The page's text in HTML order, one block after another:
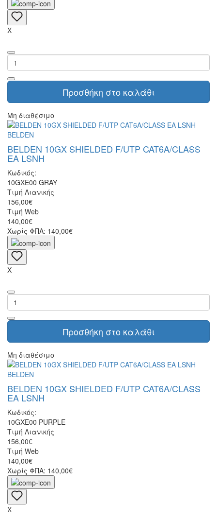
X
Προσθήκη στο καλάθι
Μη διαθέσιμο
BELDEN
BELDEN 10GX SHIELDED F/UTP CAT6A/CLASS
EA LSNH
Κωδικός:
10GXE00 GRAY
Τιμή Λιανικής
156,00€
Τιμή Web
140,00€
Χωρίς ΦΠΑ: 140,00€
X
Προσθήκη στο καλάθι
Μη διαθέσιμο
BELDEN
BELDEN 10GX SHIELDED F/UTP CAT6A/CLASS
EA LSNH
Κωδικός:
10GXE00 PURPLE
Τιμή Λιανικής
156,00€
Τιμή Web
140,00€
Χωρίς ΦΠΑ: 140,00€
X